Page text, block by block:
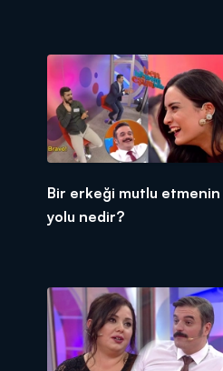
Bir erkeği mutlu etmenin
yolu nedir?